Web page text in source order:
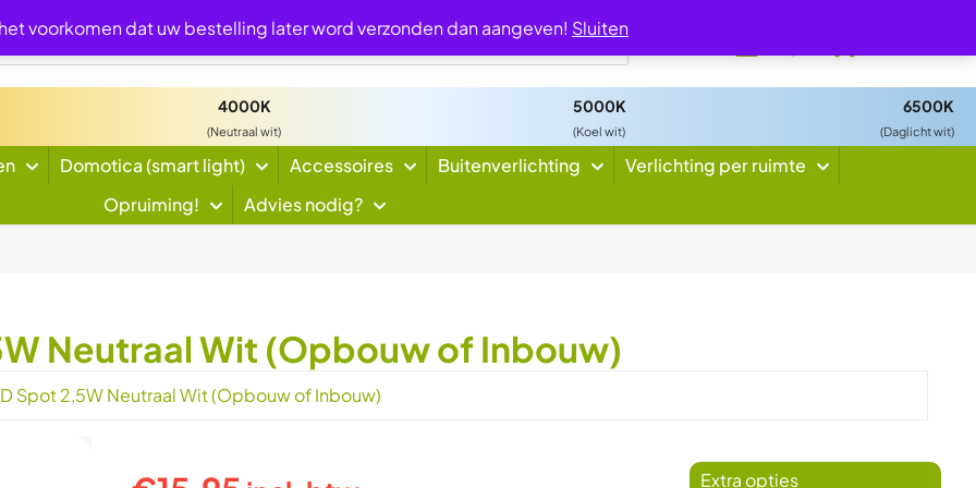
4000K
(Neutraal wit)
5000K
(Koel wit)
6500K
(Daglicht wit)
Domotica (smart light) Accessoires Buitenverlichting
Verlichting per ruimte
Opruiming!
Advies nodig?
Neutraal Wit (Opbouw of Inbouw)
Spot 2,5W Neutraal Wit (Opbouw of Inbouw)
voorkomen dat uw bestelling later word verzonden dan aangeven! Sluiten